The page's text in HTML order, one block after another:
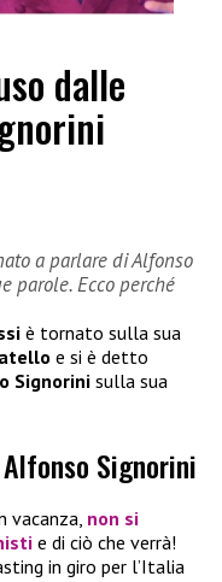
dalle
a parlare di Alfonso
parole. Ecco perché
è tornato sulla sua
e si è detto
Signorinisulla sua
Signorini
vacanza, non si
e di ciò che verrà!
in giro per l’Italia